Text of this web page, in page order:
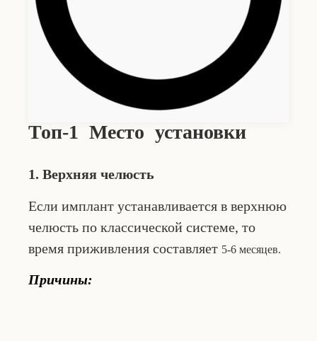
Топ-1 Место установки
1. Верхняя челюсть
Если имплант устанавливается в верхнюю
челюсть по классической системе, то
время приживления составляет 5-6 месяцев.
Причины: